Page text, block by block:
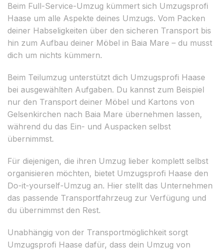
Beim Full-Service-Umzug kümmert sich Umzugsprofi
Haase um alle Aspekte deines Umzugs. Vom Packen
deiner Habseligkeiten über den sicheren Transport bis
hin zum Aufbau deiner Möbel in Baia Mare – du musst
dich um nichts kümmern.
Beim Teilumzug unterstützt dich Umzugsprofi Haase
bei ausgewählten Aufgaben. Du kannst zum Beispiel
nur den Transport deiner Möbel und Kartons von
Gelsenkirchen nach Baia Mare übernehmen lassen,
während du das Ein- und Auspacken selbst
übernimmst.
Für diejenigen, die ihren Umzug lieber komplett selbst
organisieren möchten, bietet Umzugsprofi Haase den
Do-it-yourself-Umzug an. Hier stellt das Unternehmen
das passende Transportfahrzeug zur Verfügung und
du übernimmst den Rest.
Unabhängig von der Transportmöglichkeit sorgt
Umzugsprofi Haase dafür, dass dein Umzug von